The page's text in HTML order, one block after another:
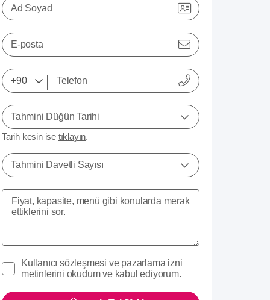
Ad Soyad
E-posta
Tahmini Düğün Tarihi
Tarih kesin ise tıklayın.
Tahmini Davetli Sayısı
Kullanıcı sözleşmesi ve pazarlama izni
metinlerini okudum ve kabul ediyorum.